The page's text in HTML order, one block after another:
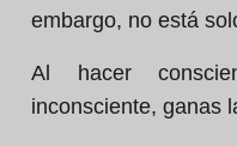
embargo, no está
Al hacer
inconsciente, ganas